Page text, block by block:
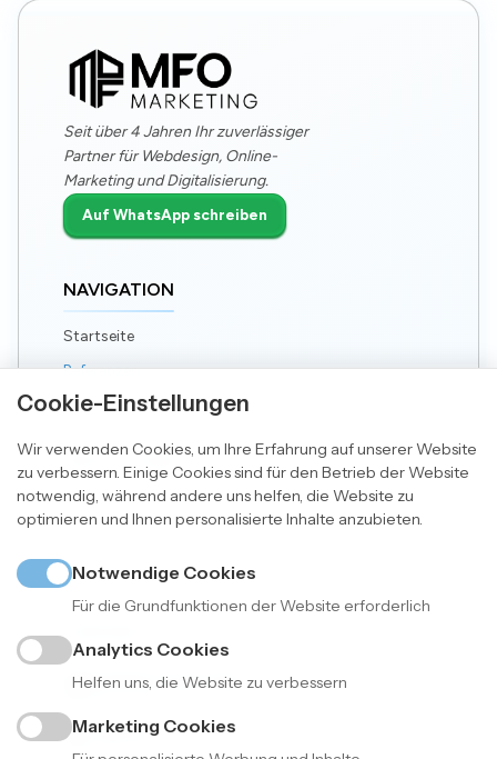
Seit über 4 Jahren Ihr zuverlässiger
Partner für Webdesign, Online-
Marketing und Digitalisierung.
Auf WhatsApp schreiben
NAVIGATION
Startseite
Referenzen
Kontakt
RECHTLICHES
Impressum
AGB
KONTAKT
ANSPRECHPARTNER
TELEFON
+49 1511 073 7429
Cookie-Einstellungen
Wir verwenden Cookies, um Ihre Erfahrung auf unserer Website
zu verbessern. Einige Cookies sind für den Betrieb der Website
notwendig, während andere uns helfen, die Website zu
optimieren und Ihnen personalisierte Inhalte anzubieten.
Notwendige Cookies
Für die Grundfunktionen der Website erforderlich
Analytics Cookies
Helfen uns, die Website zu verbessern
Marketing Cookies